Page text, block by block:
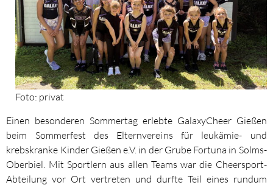
Foto: privat
Einen besonderen Sommertag erlebte GalaxyCheer Gießen
beim Sommerfest des Elternvereins für leukämie- und
krebskranke Kinder Gießen e.V. in der Grube Fortuna in Solms-
Oberbiel. Mit Sportlern aus allen Teams war die Cheersport-
Abteilung vor Ort vertreten und durfte Teil eines rundum